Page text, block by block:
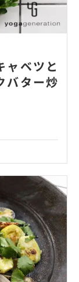
ャベツと
バター炒